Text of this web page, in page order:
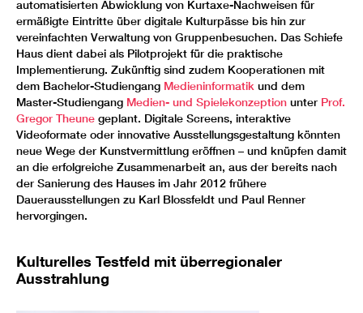
automatisierten Abwicklung von Kurtaxe-Nachweisen für
ermäßigte Eintritte über digitale Kulturpässe bis hin zur
vereinfachten Verwaltung von Gruppenbesuchen. Das Schiefe
Haus dient dabei als Pilotprojekt für die praktische
Implementierung. Zukünftig sind zudem Kooperationen mit
dem Bachelor-Studiengang Medieninformatik und dem
Master-Studiengang Medien- und Spielekonzeption unter Prof.
Gregor Theune geplant. Digitale Screens, interaktive
Videoformate oder innovative Ausstellungsgestaltung könnten
neue Wege der Kunstvermittlung eröffnen – und knüpfen damit
an die erfolgreiche Zusammenarbeit an, aus der bereits nach
der Sanierung des Hauses im Jahr 2012 frühere
Dauerausstellungen zu Karl Blossfeldt und Paul Renner
hervorgingen.
Kulturelles Testfeld mit überregionaler
Ausstrahlung